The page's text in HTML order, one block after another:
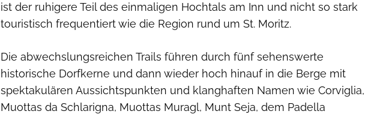
ist der ruhigere Teil des einmaligen Hochtals am Inn und nicht so stark
touristisch frequentiert wie die Region rund um St. Moritz.
Die abwechslungsreichen Trails führen durch fünf sehenswerte
historische Dorfkerne und dann wieder hoch hinauf in die Berge mit
spektakulären Aussichtspunkten und klanghaften Namen wie Corviglia,
Muottas da Schlarigna, Muottas Muragl, Munt Seja, dem Padella